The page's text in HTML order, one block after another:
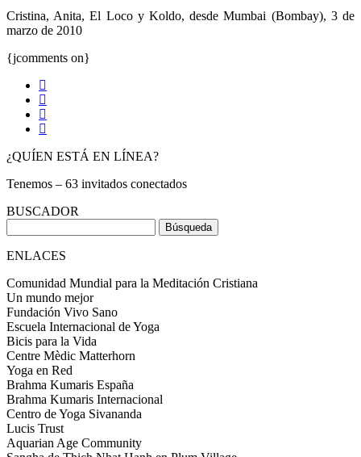
Cristina, Anita, El Loco y Koldo, desde Mumbai (Bombay), 3 de
marzo de 2010
{jcomments on}
¿QUÍEN ESTÁ EN LÍNEA?
Tenemos – 63 invitados conectados
BUSCADOR
ENLACES
Comunidad Mundial para la Meditación Cristiana
Un mundo mejor
Fundación Vivo Sano
Escuela Internacional de Yoga
Bicis para la Vida
Centre Mèdic Matterhorn
Yoga en Red
Brahma Kumaris España
Brahma Kumaris Internacional
Centro de Yoga Sivananda
Lucis Trust
Aquarian Age Community